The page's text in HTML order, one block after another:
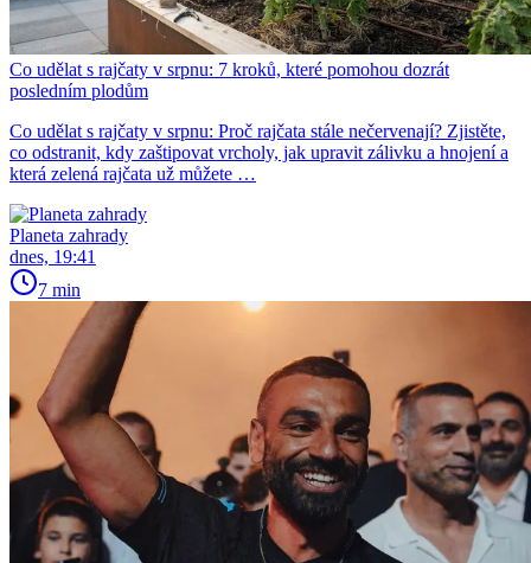
Co udělat s rajčaty v srpnu: 7 kroků, které pomohou dozrát
posledním plodům
Co udělat s rajčaty v srpnu: Proč rajčata stále nečervenají? Zjistěte,
co odstranit, kdy zaštipovat vrcholy, jak upravit zálivku a hnojení a
která zelená rajčata už můžete …
Planeta zahrady
dnes, 19:41
7 min